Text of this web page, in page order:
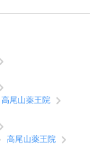
高尾山薬王院
高尾山薬王院